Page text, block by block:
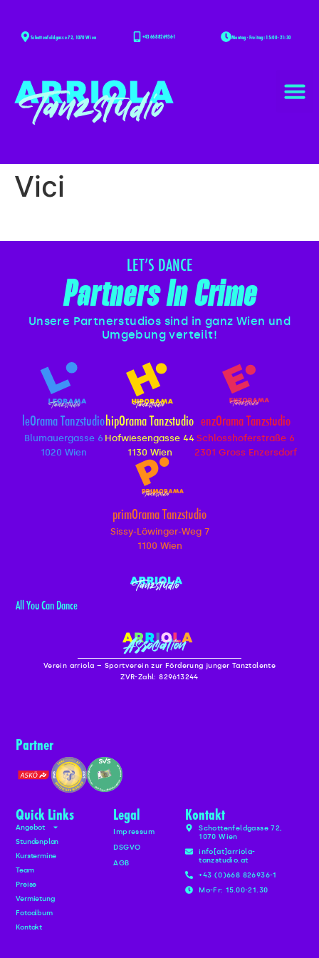
Schottenfeldgasse 72, 1070 Wien +43 668 826936-1 Montag - Freitag: 15:00 - 21:30
Vici
LET’S DANCE
Partners In Crime
Unsere Partnerstudios sind in ganz Wien und
Umgebung verteilt!
leOrama Tanzstudio
Blumauergasse 6
1020 Wien
hipOrama Tanzstudio
Hofwiesengasse 44
1130 Wien
enzOrama Tanzstudio
Schlosshoferstraße 6
2301 Gross Enzersdorf
primOrama Tanzstudio
Sissy-Löwinger-Weg 7
1100 Wien
All You Can Dance
Verein arriola – Sportverein zur Förderung junger Tanztalente
ZVR-Zahl: 829613244
Partner
Quick Links
Angebot
Stundenplan
Kurstermine
Team
Preise
Vermietung
Fotoalbum
Kontakt
Legal
Impressum
DSGVO
AGB
Kontakt
Schottenfeldgasse 72,
1070 Wien
info[at]arriola-
tanzstudio.at
+43 (0)668 826936-1
Mo-Fr: 15.00-21.30